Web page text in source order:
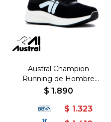
Austral Champion
Running de Hombre
BARCELONA -
Blanco
$ 1.890
$ 1.323